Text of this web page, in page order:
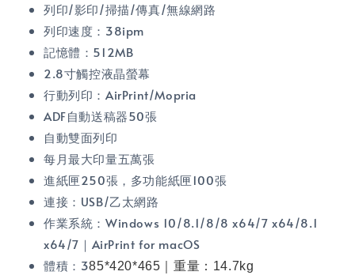
列印/影印/掃描/傳真/無線網路
列印速度：38ipm
記憶體：512MB
2.8寸觸控液晶螢幕
行動列印：AirPrint/Mopria
ADF自動送稿器50張
自動雙面列印
每月最大印量五萬張
進紙匣250張，多功能紙匣100張
連接：USB/乙太網路
作業系統：Windows 10/8.1/8/8 x64/7 x64/8.1
x64/7｜AirPrint for macOS
體積：385*420*465｜重量：14.7kg